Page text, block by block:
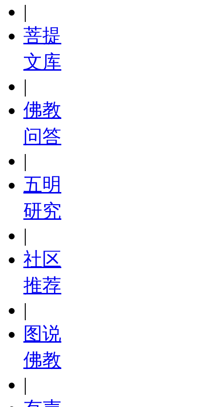
|
菩提
文库
|
佛教
问答
|
五明
研究
|
社区
推荐
|
图说
佛教
|